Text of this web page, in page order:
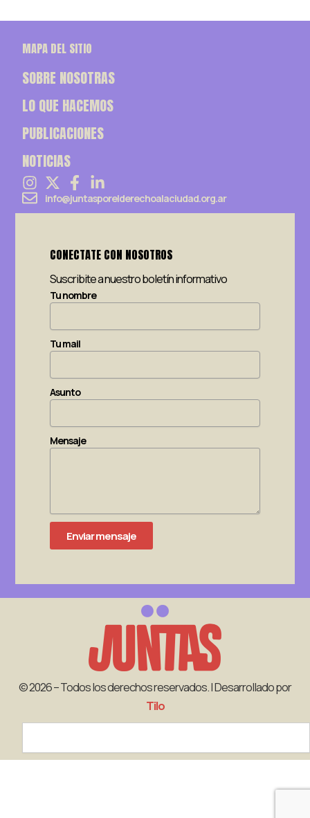
MAPA DEL SITIO
SOBRE NOSOTRAS
LO QUE HACEMOS
PUBLICACIONES
NOTICIAS
info@juntasporelderechoalaciudad.org.ar
CONECTATE CON NOSOTROS
Suscribite a nuestro boletín informativo
Tu nombre
Tu mail
Asunto
Mensaje
Enviar mensaje
© 2026 – Todos los derechos reservados. | Desarrollado por
Tilo